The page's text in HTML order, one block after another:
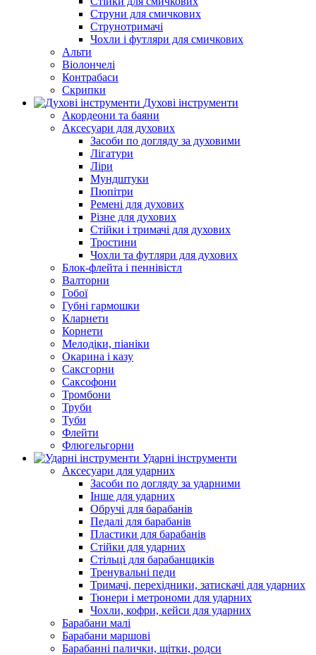
Струни для смичкових
Струнотримачі
Чохли і футляри для смичкових
Альти
Віолончелі
Контрабаси
Скрипки
Духові інструменти
Акордеони та баяни
Аксесуари для духових
Засоби по догляду за духовими
Лігатури
Ліри
Мундштуки
Пюпітри
Ремені для духових
Різне для духових
Стійки і тримачі для духових
Тростини
Чохли та футляри для духових
Блок-флейта і пеннівістл
Валторни
Гобої
Губні гармошки
Кларнети
Корнети
Мелодіки, піаніки
Окарина і казу
Саксгорни
Саксофони
Тромбони
Труби
Туби
Флейти
Флюгельгорни
Ударні інструменти
Аксесуари для ударних
Засоби по догляду за ударними
Інше для ударних
Обручі для барабанів
Педалі для барабанів
Пластики для барабанів
Стійки для ударних
Стільці для барабанщиків
Тренувальні педи
Тримачі, перехідники, затискачі для ударних
Тюнери і метрономи для ударних
Чохли, кофри, кейси для ударних
Барабани малі
Барабани маршові
Барабанні палички, щітки, родси